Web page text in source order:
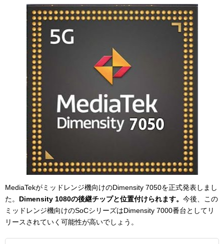
MediaTekがミッドレンジ機向けのDimensity 7050を正式発表しまし
た。 Dimensity 1080の後継チップと位置付けられます。 今後、この
ミッドレンジ機向けのSoCシリーズはDimensity 7000番台としてリ
リースされていく可能性が高いでしょう。